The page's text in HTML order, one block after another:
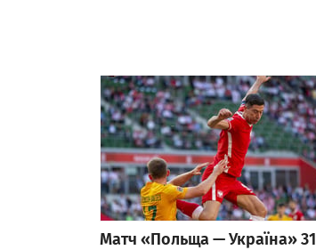
Матч «Польща — Україна» 31